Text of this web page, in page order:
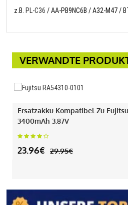
z.B. PL-C36 / AA-PB9NC6B / A32-M47 /
VERWANDTE
Ersatzakku Kompatibel Zu Fujitsu
3400mAh 3.87V
23.96€ 29.95€